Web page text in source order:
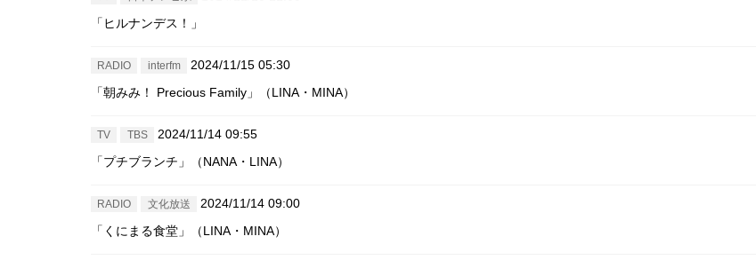
「ヒルナンデス！」
RADIO interfm
2024/11/15 05:30
「朝みみ！ Precious Family」（LINA・MINA）
TV TBS
2024/11/14 09:55
「プチブランチ」（NANA・LINA）
RADIO 文化放送
2024/11/14 09:00
「くにまる食堂」（LINA・MINA）